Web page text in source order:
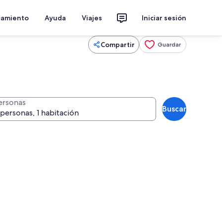
Ayuda Viajes Iniciar sesión
Compartir Guardar
Buscar